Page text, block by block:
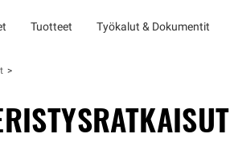
Tuotteet Työkalut & Dokumentit